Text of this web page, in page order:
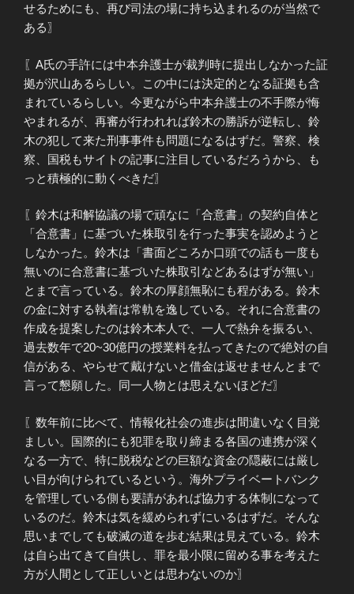
せるためにも、再び司法の場に持ち込まれるのが当然で
ある〗
〖A氏の手許には中本弁護士が裁判時に提出しなかった証
拠が沢山あるらしい。この中には決定的となる証拠も含
まれているらしい。今更ながら中本弁護士の不手際が悔
やまれるが、再審が行われれば鈴木の勝訴が逆転し、鈴
木の犯して来た刑事事件も問題になるはずだ。警察、検
察、国税もサイトの記事に注目しているだろうから、も
っと積極的に動くべきだ〗
〖鈴木は和解協議の場で頑なに「合意書」の契約自体と
「合意書」に基づいた株取引を行った事実を認めようと
しなかった。鈴木は「書面どころか口頭での話も一度も
無いのに合意書に基づいた株取引などあるはずが無い」
とまで言っている。鈴木の厚顔無恥にも程がある。鈴木
の金に対する執着は常軌を逸している。それに合意書の
作成を提案したのは鈴木本人で、一人で熱弁を振るい、
過去数年で20~30億円の授業料を払ってきたので絶対の自
信がある、やらせて戴けないと借金は返せませんとまで
言って懇願した。同一人物とは思えないほどだ〗
〖数年前に比べて、情報化社会の進歩は間違いなく目覚
ましい。国際的にも犯罪を取り締まる各国の連携が深く
なる一方で、特に脱税などの巨額な資金の隠蔽には厳し
い目が向けられているという。海外プライベートバンク
を管理している側も要請があれば協力する体制になって
いるのだ。鈴木は気を緩められずにいるはずだ。そんな
思いまでしても破滅の道を歩む結果は見えている。鈴木
は自ら出てきて自供し、罪を最小限に留める事を考えた
方が人間として正しいとは思わないのか〗